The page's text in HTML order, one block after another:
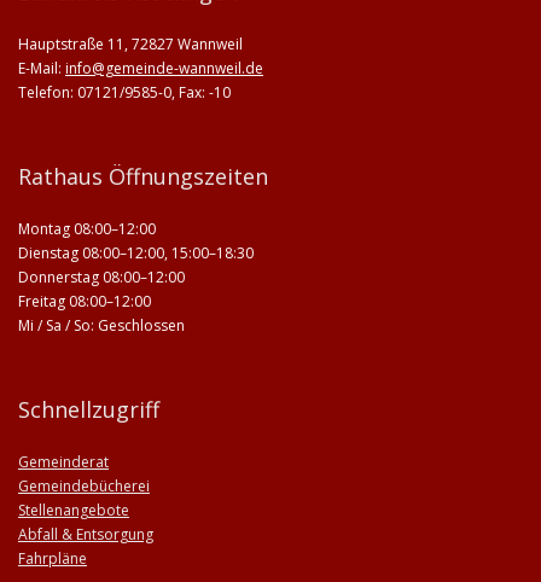
Hauptstraße 11, 72827 Wannweil
E-Mail: info@gemeinde-wannweil.de
Telefon: 07121/9585-0, Fax: -10
Rathaus Öffnungszeiten
Montag 08:00–12:00
Dienstag 08:00–12:00, 15:00–18:30
Donnerstag 08:00–12:00
Freitag 08:00–12:00
Mi / Sa / So: Geschlossen
Schnellzugriff
Gemeinderat
Gemeindebücherei
Stellenangebote
Abfall & Entsorgung
Fahrpläne